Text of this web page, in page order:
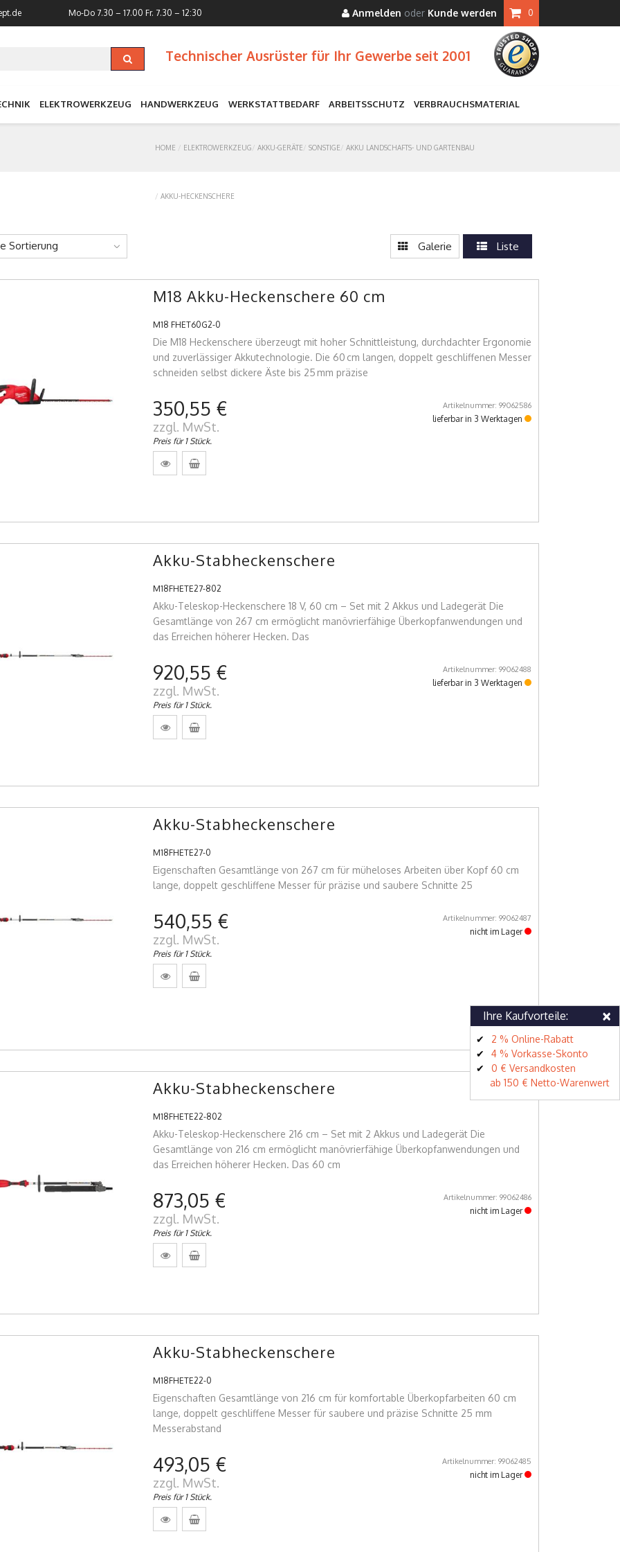
Mo-Do 7.30 – 17.00 Fr. 7.30 – 12:30 Anmelden oder Kunde werden 0
Technischer Ausrüster für Ihr Gewerbe seit 2001
ELEKTROWERKZEUG HANDWERKZEUG WERKSTATTBEDARF ARBEITSSCHUTZ VERBRAUCHSMATERIAL
HOME ELEKTROWERKZEUG AKKU-GERÄTE SONSTIGE AKKU LANDSCHAFTS- UND GARTENBAU
AKKU-HECKENSCHERE
Sortierung Galerie Liste
M18 Akku-Heckenschere 60 cm
M18 FHET60G2-0
Die M18 Heckenschere überzeugt mit hoher Schnittleistung, durchdachter Ergonomie
und zuverlässiger Akkutechnologie. Die 60 cm langen, doppelt geschliffenen Messer
schneiden selbst dickere Äste bis 25 mm präzise
350,55 €
zzgl. MwSt.
Preis für 1 Stück.
Artikelnummer: 99062586
lieferbar in 3 Werktagen
Akku-Stabheckenschere
M18FHETE27-802
Akku-Teleskop-Heckenschere 18 V, 60 cm – Set mit 2 Akkus und Ladegerät Die
Gesamtlänge von 267 cm ermöglicht manövrierfähige Überkopfanwendungen und
das Erreichen höherer Hecken. Das
920,55 €
zzgl. MwSt.
Preis für 1 Stück.
Artikelnummer: 99062488
lieferbar in 3 Werktagen
Akku-Stabheckenschere
M18FHETE27-0
Eigenschaften Gesamtlänge von 267 cm für müheloses Arbeiten über Kopf 60 cm
lange, doppelt geschliffene Messer für präzise und saubere Schnitte 25
540,55 €
zzgl. MwSt.
Preis für 1 Stück.
Artikelnummer: 99062487
nicht im Lager
Akku-Stabheckenschere
M18FHETE22-802
Akku-Teleskop-Heckenschere 216 cm – Set mit 2 Akkus und Ladegerät Die
Gesamtlänge von 216 cm ermöglicht manövrierfähige Überkopfanwendungen und
das Erreichen höherer Hecken. Das 60 cm
873,05 €
zzgl. MwSt.
Preis für 1 Stück.
Artikelnummer: 99062486
nicht im Lager
Akku-Stabheckenschere
M18FHETE22-0
Eigenschaften Gesamtlänge von 216 cm für komfortable Überkopfarbeiten 60 cm
lange, doppelt geschliffene Messer für saubere und präzise Schnitte 25 mm
Messerabstand
493,05 €
zzgl. MwSt.
Preis für 1 Stück.
Artikelnummer: 99062485
nicht im Lager
Ihre Kaufvorteile: ×
2 % Online-Rabatt
4 % Vorkasse-Skonto
0 € Versandkosten
ab 150 € Netto-Warenwert